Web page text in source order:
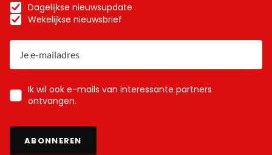
Dagelijkse nieuwsupdate
Wekelijkse nieuwsbrief
Ik wil ook e-mails van interessante partners
ontvangen.
ABONNEREN